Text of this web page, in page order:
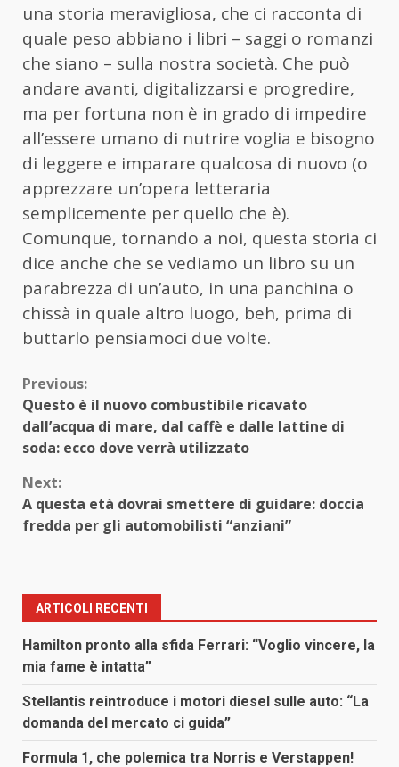
una storia meravigliosa, che ci racconta di
quale peso abbiano i libri – saggi o romanzi
che siano – sulla nostra società. Che può
andare avanti, digitalizzarsi e progredire,
ma per fortuna non è in grado di impedire
all’essere umano di nutrire voglia e bisogno
di leggere e imparare qualcosa di nuovo (o
apprezzare un’opera letteraria
semplicemente per quello che è).
Comunque, tornando a noi, questa storia ci
dice anche che se vediamo un libro su un
parabrezza di un’auto, in una panchina o
chissà in quale altro luogo, beh, prima di
buttarlo pensiamoci due volte.
Continue
Reading
Previous:
Questo è il nuovo combustibile ricavato
dall’acqua di mare, dal caffè e dalle lattine di
soda: ecco dove verrà utilizzato
Next:
A questa età dovrai smettere di guidare: doccia
fredda per gli automobilisti “anziani”
ARTICOLI RECENTI
Hamilton pronto alla sfida Ferrari: “Voglio vincere, la
mia fame è intatta”
Stellantis reintroduce i motori diesel sulle auto: “La
domanda del mercato ci guida”
Formula 1, che polemica tra Norris e Verstappen!